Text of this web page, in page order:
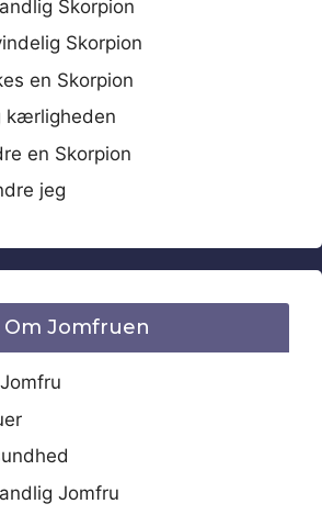
Skorpion
Skorpion
en Skorpion
kærligheden
en Skorpion
jeg
Om Jomfruen
Jomfru